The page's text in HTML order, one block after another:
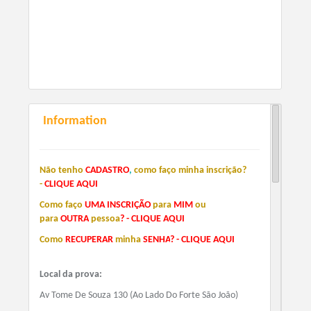
Information
Não tenho CADASTRO, como faço minha inscrição?
- CLIQUEAQUI
Como faço UMA INSCRIÇÃO para MIM ou
para OUTRA pessoa?- CLIQUEAQUI
Como RECUPERAR minha SENHA? - CLIQUEAQUI
Local da prova:
Av Tome De Souza 130 (Ao Lado Do Forte São João)